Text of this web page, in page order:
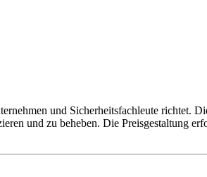
und Sicherheitsfachleute richtet.
und zu beheben. Die Preisgestaltung